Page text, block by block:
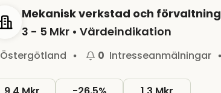
Mekanisk verkstad och förvaltning
3 - 5 Mkr • Värdeindikation
Östergötland 0 Intresseanmälningar